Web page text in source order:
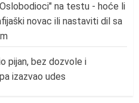
na testu - hoće li
novac ili nastaviti dil sa
pijan, bez dozvole i
izazvao udes